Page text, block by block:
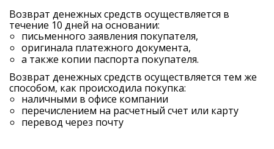
Возврат денежных средств осуществляется в
течение 10 дней на основании:
письменного заявления покупателя,
оригинала платежного документа,
а также копии паспорта покупателя.
Возврат денежных средств осуществляется тем же
способом, как происходила покупка:
наличными в офисе компании
перечислением на расчетный счет или карту
перевод через почту